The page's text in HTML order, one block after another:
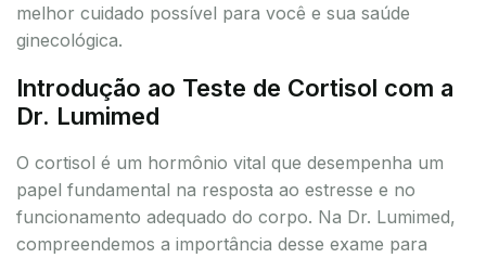
melhor cuidado possível para você e sua saúde
ginecológica.
Introdução ao Teste de Cortisol com a
Dr. Lumimed
O cortisol é um hormônio vital que desempenha um
papel fundamental na resposta ao estresse e no
funcionamento adequado do corpo. Na Dr. Lumimed,
compreendemos a importância desse exame para